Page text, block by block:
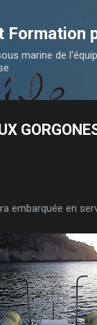
Formation
marine de
embarquée en